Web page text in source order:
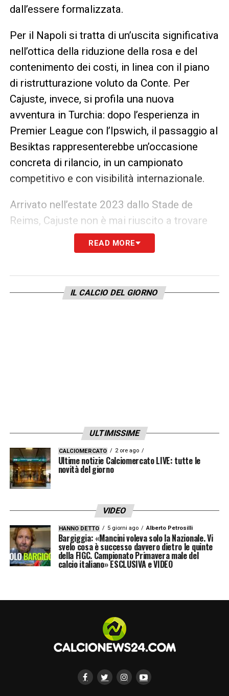
dall’essere formalizzata.
Per il Napoli si tratta di un’uscita significativa
nell’ottica della riduzione della rosa e del
contenimento dei costi, in linea con il piano
di ristrutturazione voluto da Conte. Per
Cajuste, invece, si profila una nuova
avventura in Turchia: dopo l’esperienza in
Premier League con l’Ipswich, il passaggio al
Besiktas rappresenterebbe un’occasione
concreta di rilancio, in un campionato
competitivo e con visibilità internazionale.
Arrivato nell’estate 2023 dallo Stade de
Reims, Cajuste non è mai riuscito a trovare
continuità in maglia azzurra. Con l’arrivo di
Conte e la rivoluzione tattica in atto, il suo
Besiktas appare la soluzione migliore per
tutte le parti coinvolte.
READ MORE
IL CALCIO DEL GIORNO
ULTIMISSIME
CALCIOMERCATO 2 ore ago
Ultime notizie Calciomercato LIVE: tutte le
novità del giorno
VIDEO
HANNO DETTO 5 giorni ago Alberto Petrosilli
Bargiggia: «Mancini voleva solo la Nazionale. Vi
svelo cosa è successo davvero dietro le quinte
della FIGC. Campionato Primavera male del
calcio italiano» ESCLUSIVA e VIDEO